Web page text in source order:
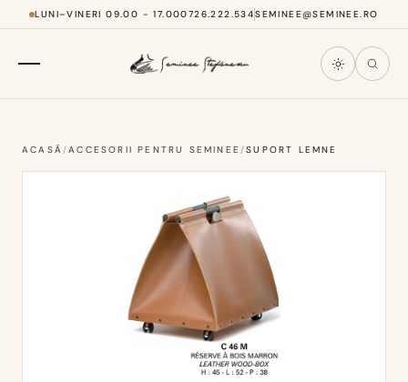
LUNI–VINERI 09.00 - 17.000726.222.534SEMINEE@SEMINEE.RO
ACASĂ/ACCESORII PENTRU SEMINEE/SUPORT LEMNE